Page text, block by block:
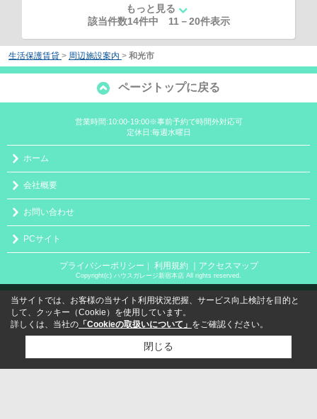
もっと見る
該当件数14件中 11 －20件表示
生活保護賃貸 > 周辺施設案内 > 和光市
ページトップに戻る
営業時間:10:00-19:00※事前予約で時間外対応可
定休日:毎週水曜日
ホーム
会社概要
お問い合わせ
PCサイト
プライバシーポリシー ｜ 利用規約 ｜アクセスマップ
Copyright(c) ハウスガレージ新宿本店 All rights reserved.
当サイトでは、お客様の当サイト利用状況把握、サービス向上検討を目的と
して、クッキー（Cookie）を使用しています。
詳しくは、当社の 「Cookieの取扱いについて」 をご確認ください。
閉じる